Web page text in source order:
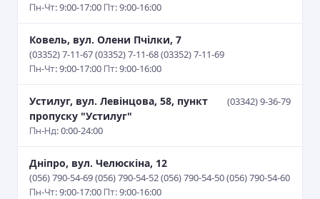
Пн-Чт: 9:00-17:00 Пт: 9:00-16:00
Ковель, вул. Олени Пчілки, 7
(03352) 7-11-67 (03352) 7-11-68 (03352) 7-11-69
Пн-Чт: 9:00-17:00 Пт: 9:00-16:00
Устилуг, вул. Левінцова, 58, пункт
пропуску "Устилуг"
(03342) 9-36-79
Пн-Нд: 0:00-24:00
Дніпро, вул. Челюскіна, 12
(056) 790-54-69 (056) 790-54-52 (056) 790-54-50 (056) 790-54-60
Пн-Чт: 9:00-17:00 Пт: 9:00-16:00